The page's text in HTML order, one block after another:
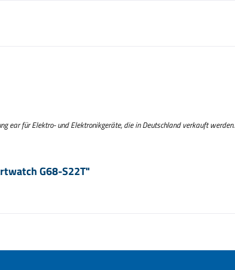
ear für Elektro- und Elektronikgeräte, die in Deutschland verkauft werden.
G68-S22T"